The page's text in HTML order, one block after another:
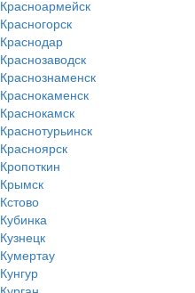
Красноармейск
Красногорск
Краснодар
Краснозаводск
Краснознаменск
Краснокаменск
Краснокамск
Краснотурьинск
Красноярск
Кропоткин
Крымск
Кстово
Кубинка
Кузнецк
Кумертау
Кунгур